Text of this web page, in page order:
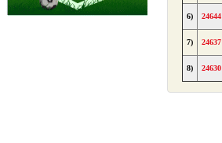
6) 24644
7) 24637
8) 24630